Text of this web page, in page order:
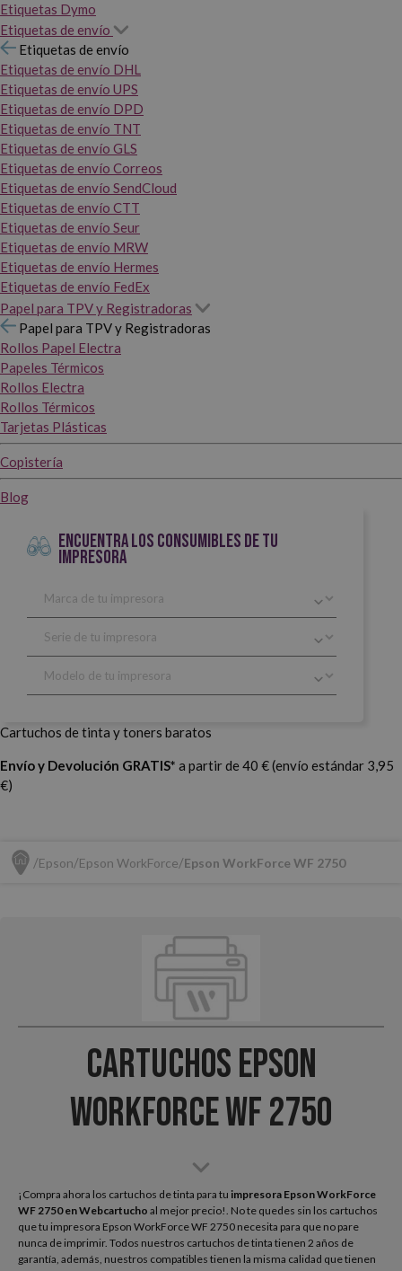
Etiquetas Dymo
Etiquetas de envío
Etiquetas de envío
Etiquetas de envío DHL
Etiquetas de envío UPS
Etiquetas de envío DPD
Etiquetas de envío TNT
Etiquetas de envío GLS
Etiquetas de envío Correos
Etiquetas de envío SendCloud
Etiquetas de envío CTT
Etiquetas de envío Seur
Etiquetas de envío MRW
Etiquetas de envío Hermes
Etiquetas de envío FedEx
Papel para TPV y Registradoras
Papel para TPV y Registradoras
Rollos Papel Electra
Papeles Térmicos
Rollos Electra
Rollos Térmicos
Tarjetas Plásticas
Copistería
Blog
ENCUENTRA LOS CONSUMIBLES DE TU
IMPRESORA
Cartuchos de tinta y toners baratos
Envío y Devolución GRATIS* a partir de 40 € (envío estándar 3,95
€)
Epson Epson WorkForce Epson WorkForce WF 2750
Cartuchos Epson
WorkForce WF 2750
¡Compra ahora los cartuchos de tinta para tu impresora Epson WorkForce
WF 2750 en Webcartucho al mejor precio!. No te quedes sin los cartuchos
que tu impresora Epson WorkForce WF 2750 necesita para que no pare
nunca de imprimir. Todos nuestros cartuchos de tinta tienen 2 años de
garantía, además, nuestros compatibles tienen la misma calidad que tienen